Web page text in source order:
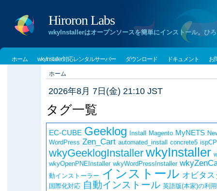
Hiroron Labs
wkyInstallerはオープンソースを簡単にインストール。ひ
ホーム wkyInstaller対応レンタルサーバー ダウンロード ドキュメント お
ホーム
2026年8月 7日(金) 21:10 JST
タグ一覧
EC-CUBE Geeklog Install Magento MyNETS
WordPress Zen_Cart automated_install concrete5 ispCP
wkyGeeklogInstaller wkyInstaller
wkyOpenPNEInstaller wkyWordPressInstaller
動インストーラー インストール オビタ
国際化対応 自動インストール 英語版(本家)の利